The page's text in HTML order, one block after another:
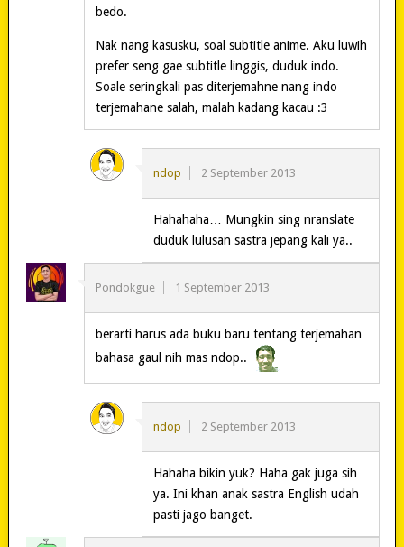
bedo.
Nak nang kasusku, soal subtitle anime. Aku luwih
prefer seng gae subtitle linggis, duduk indo.
Soale seringkali pas diterjemahne nang indo
terjemahane salah, malah kadang kacau :3
ndop 2 September 2013
Hahahaha… Mungkin sing nranslate
duduk lulusan sastra jepang kali ya..
Pondokgue 1 September 2013
berarti harus ada buku baru tentang terjemahan
bahasa gaul nih mas ndop..
ndop 2 September 2013
Hahaha bikin yuk? Haha gak juga sih
ya. Ini khan anak sastra English udah
pasti jago banget.